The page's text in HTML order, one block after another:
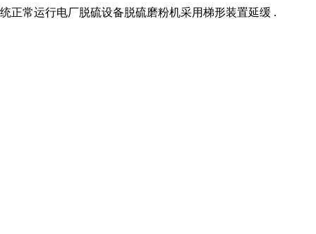
正常运行电厂脱硫设备脱硫磨粉机采用梯形装置延缓 .